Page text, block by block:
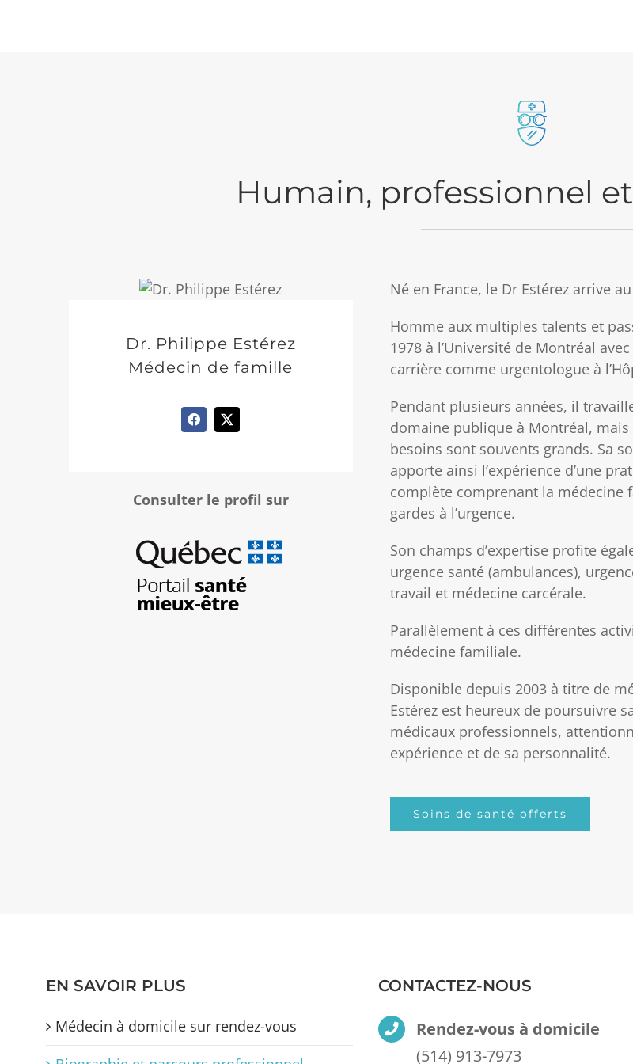
Humain, professionnel
Dr. Philippe Estérez
Médecin de famille
Consulter le profil sur
Né en France, le Dr Estérez arrive
Homme aux multiples talents et
1978 à l’Université de Montréal
carrière comme urgentologue à
Pendant plusieurs années, il
domaine publique à Montréal, mais
besoins sont souvents grands. Sa
apporte ainsi l’expérience d’une
complète comprenant la médecine
gardes à l’urgence.
Son champs d’expertise profite
urgence santé (ambulances),
travail et médecine carcérale.
Parallèlement à ces différentes
médecine familiale.
Disponible depuis 2003 à titre de
Estérez est heureux de poursuivre
médicaux professionnels,
expérience et de sa personnalité.
Soins de santé offerts
EN SAVOIR PLUS
Médecin à domicile sur rendez-vous
CONTACTEZ-NOUS
Rendez-vous à domicile
(514) 913-7973